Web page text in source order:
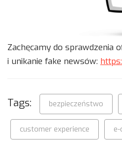
Zachęcamy do sprawdzenia
i unikanie fake newsów:
Tags: bezpieczeństwo
customer experience